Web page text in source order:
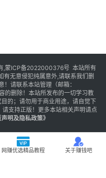
蒙ICP备2022000376号 本站所有
有无意侵犯纯属意外,请联系我们删
！请联系本站管理（邮箱：
的删除！本站所发布的一切学习教
的；请勿用于商业用途，请自觉下
支持正版！更多本站相关声明请点
明及隐私政策》
网赚优选精品教程 关于赚钱吧